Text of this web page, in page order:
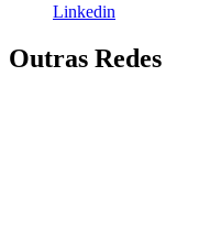
Linkedin
Outras Redes